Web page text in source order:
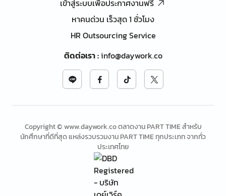
เข้าสู่ระบบเพื่อประกาศงานฟรี
หาคนด่วน เร็วสุด 1 ชั่วโมง
HR Outsourcing Service
ติดต่อเรา:info@daywork.co
Copyright © www.daywork.co ตลาดงาน PART TIME สำหรับ
นักศึกษาที่ดีที่สุด แหล่งรวบรวมงาน PART TIME ทุกประเภท จากทั่ว
ประเทศไทย